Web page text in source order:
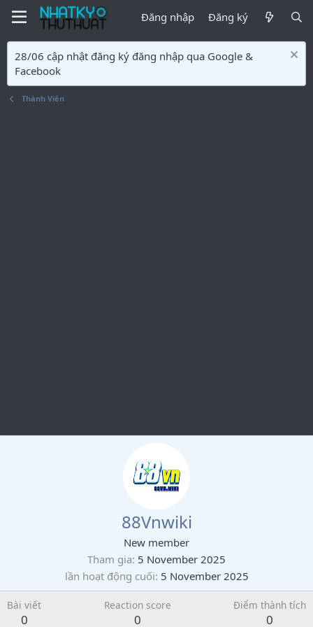
Đăng nhập Đăng ký
28/06 cập nhật đăng ký đăng nhập qua Google &
Facebook
Thành Viên
88Vnwiki
New member
Tham gia 5 November 2025
lần hoạt động cuối 5 November 2025
Bài viết
0
Reaction score
0
Điểm thành tích
0